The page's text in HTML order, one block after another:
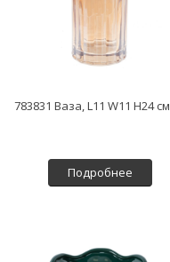
783831 Ваза, L11 W11 H24 см
Подробнее